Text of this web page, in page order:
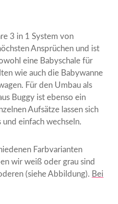
3 in 1 System von
Ansprüchen und ist
eine Babyschale für
wie auch die Babywanne
Für den Umbau als
Buggy ist ebenso ein
Aufsätze lassen sich
einfach wechseln.
Farbvarianten
wir weiß oder grau sind
(siehe Abbildung). Bei